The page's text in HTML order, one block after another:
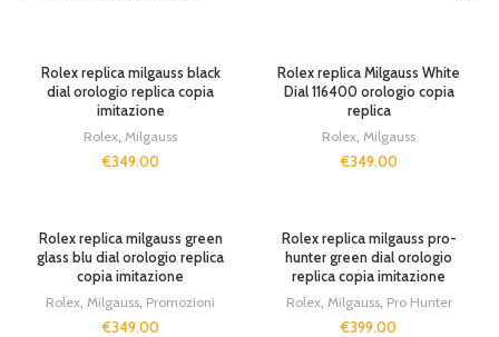
Rolex replica milgauss black
dial orologio replica copia
imitazione
Rolex, Milgauss
€349.00
Rolex replica Milgauss White
Dial 116400 orologio copia
replica
Rolex, Milgauss
€349.00
Rolex replica milgauss green
glass blu dial orologio replica
copia imitazione
Rolex, Milgauss, Promozioni
€349.00
Rolex replica milgauss pro-
hunter green dial orologio
replica copia imitazione
Rolex, Milgauss, Pro Hunter
€399.00